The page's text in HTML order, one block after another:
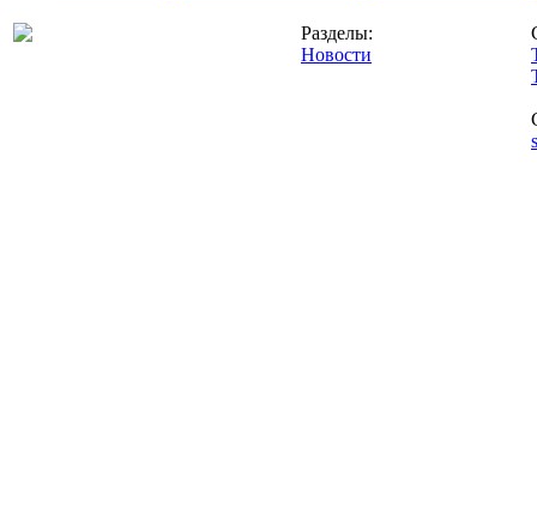
Разделы:
Новости